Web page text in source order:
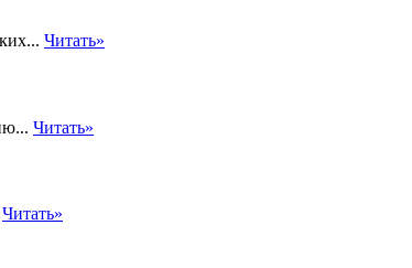
Читать»
Читать»
Читать»